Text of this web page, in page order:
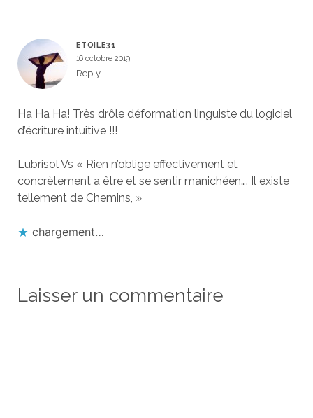
ETOILE31
16 octobre 2019
Reply
Ha Ha Ha! Très drôle déformation linguiste du logiciel
d’écriture intuitive !!!
Lubrisol Vs « Rien n’oblige effectivement et
concrètement a être et se sentir manichéen…. Il existe
tellement de Chemins, »
chargement…
Laisser un commentaire